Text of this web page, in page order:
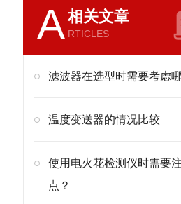
A相关文章
RTICLES
滤波器在选型时需要考虑
温度变送器的情况比较
使用电火花检测仪时需要
点？